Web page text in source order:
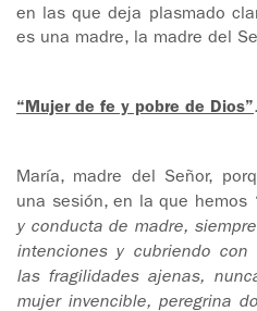
en las que deja plasmado
es una madre, la madre del
“Mujer de fe y pobre de Dios”
María, madre del Señor,
una sesión, en la que hemos
y conducta de madre,
intenciones y cubriendo
las fragilidades ajenas,
mujer invencible, peregrina